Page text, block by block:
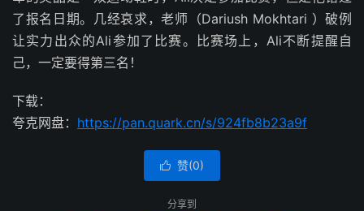
了报名日期。几经哀求，老师（Dariush Mokhtari ）破例
让实力出众的Ali参加了比赛。比赛场上，Ali不断提醒自
己，一定要得第三名！
下载：
夸克网盘： https://pan.quark.cn/s/924fb8b23a9f
 赞(0)
分享到